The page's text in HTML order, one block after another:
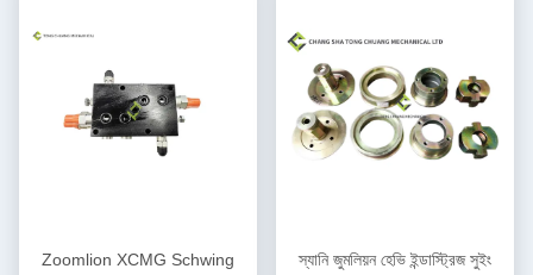
Zoomlion XCMG Schwing
স্যানি জুমলিয়ন হেভি ইন্ডাস্ট্রিজ সুইং